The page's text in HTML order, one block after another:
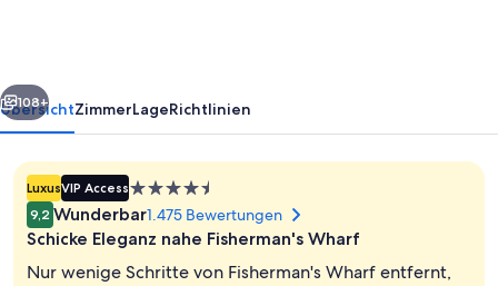
Weiter
108+
ÜbersichtZimmerLageRichtlinien
LuxusVIP Access4.5-
Sterne-
Unterkunft
9,2 Wunderbar1.475 Bewertungen
Schicke Eleganz nahe Fisherman's Wharf
Nur wenige Schritte von Fisherman's Wharf entfernt,